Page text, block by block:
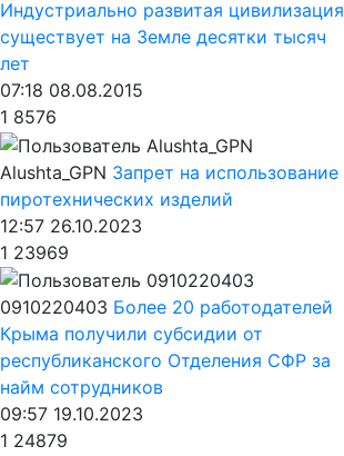
Индустриально развитая цивилизация
существует на Земле десятки тысяч
лет
07:18 08.08.2015
1 8576
Alushta_GPN Запрет на использование
пиротехнических изделий
12:57 26.10.2023
1 23969
0910220403 Более 20 работодателей
Крыма получили субсидии от
республиканского Отделения СФР за
найм сотрудников
09:57 19.10.2023
1 24879